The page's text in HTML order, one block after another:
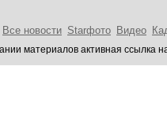
Все новости Starфото Видео
материалов активная ссылка